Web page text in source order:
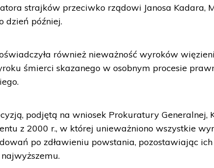
strajków przeciwko rządowi Janosa Kadara,
dzień później.
również nieważność wyroków
śmierci skazanego w osobnym procesie
podjętą na wniosek Prokuratury Generalnej,
z 2000 r., w której unieważniono wszystkie
po zdławieniu powstania, pozostawiając